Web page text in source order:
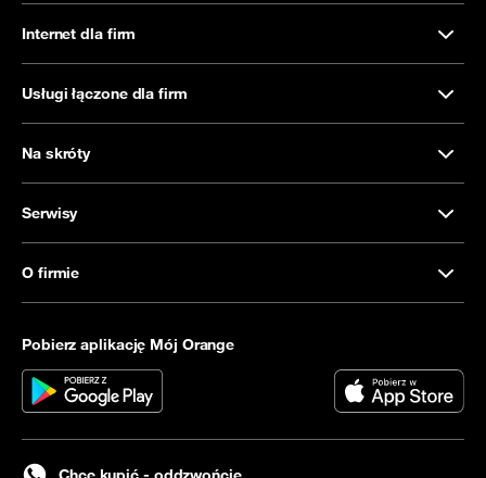
Internet dla firm
Usługi łączone dla firm
Na skróty
Serwisy
O firmie
Pobierz aplikację Mój Orange